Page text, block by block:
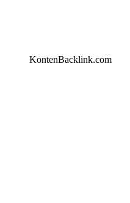
KontenBacklink.com